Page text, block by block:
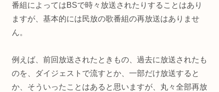
番組によってはBSで時々放送されたりすることはあり
ますが、基本的には民放の歌番組の再放送はありませ
ん。
例えば、前回放送されたときもの、過去に放送されたも
のを、ダイジェストで流すとか、一部だけ放送すると
か、そういったことはあると思いますが、丸々全部再放